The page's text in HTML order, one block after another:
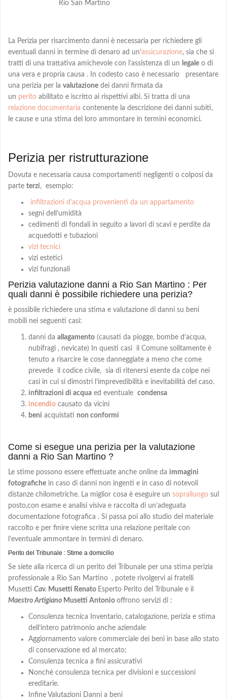
Rio San Martino
La Perizia per risarcimento danni è necessaria per richiedere gli
eventuali danni in termine di denaro ad un’assicurazione, sia che si
tratti di una trattativa amichevole con l’assistenza di un legale o di
una vera e propria causa . In codesto caso è necessario presentare
una perizia per la valutazione dei danni firmata da
un perito abilitato e iscritto ai rispettivi albi. Si tratta di una
relazione documentaria contenente la descrizione dei danni subiti,
le cause e una stima del loro ammontare in termini economici.
Perizia per ristrutturazione
Dovuta e necessaria causa comportamenti negligenti o colposi da
parte terzi, esempio:
infiltrazioni d’acqua provenienti da un appartamento
segni dell’umidità
cedimenti di fondali in seguito a lavori di scavi e perdite da
acquedotti e tubazioni
vizi tecnici
vizi estetici
vizi funzionali
Perizia valutazione danni a Rio San Martino : Per
quali danni è possibile richiedere una perizia?
è possibile richiedere una stima e valutazione di danni su beni
mobili nei seguenti casi:
danni da allagamento (causati da piogge, bombe d’acqua,
nubifragi , nevicate) In questi casi il Comune solitamente è
tenuto a risarcire le cose danneggiate a meno che come
prevede il codice civile, sia di ritenersi esente da colpe nei
casi in cui si dimostri l’imprevedibilità e inevitabilità del caso.
infiltrazioni di acqua ed eventuale condensa
incendio causato da vicini
beni acquistati non conformi
Come si esegue una perizia per la valutazione
danni a Rio San Martino ?
Le stime possono essere effettuate anche online da immagini
fotografiche in caso di danni non ingenti e in caso di notevoli
distanze chilometriche. La miglior cosa è eseguire un sopralluogo sul
posto,con esame e analisi visiva e raccolta di un’adeguata
documentazione fotografica . Si passa poi allo studio del materiale
raccolto e per finire viene scritta una relazione peritale con
l’eventuale ammontare in termini di denaro.
Perito del Tribunale : Stime a domicilio
Se siete alla ricerca di un perito del Tribunale per una stima perizia
professionale a Rio San Martino , potete rivolgervi ai fratelli
Musetti Cav. Musetti Renato Esperto Perito del Tribunale e il
Maestro Artigiano Musetti Antonio offrono servizi di :
Consulenza tecnica Inventario, catalogazione, perizia e stima
dell’intero patrimonio anche aziendale
Aggiornamento valore commerciale dei beni in base allo stato
di conservazione ed al mercato;
Consulenza tecnica a fini assicurativi
Nonchè consulenza tecnica per divisioni e successioni
ereditarie.
Infine Valutazioni Danni a beni